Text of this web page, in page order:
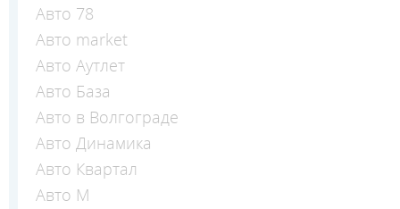
Авто 78
Авто market
Авто Аутлет
Авто База
Авто в Волгограде
Авто Динамика
Авто Квартал
Авто М